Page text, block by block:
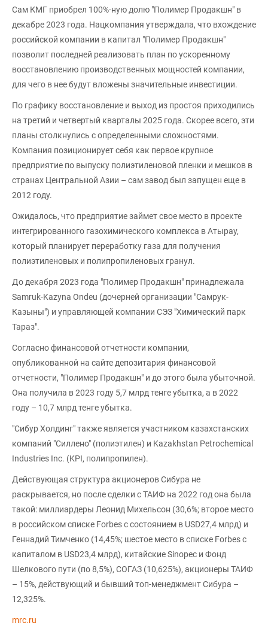
Сам КМГ приобрел 100%-ную долю "Полимер Продакшн" в
декабре 2023 года. Нацкомпания утверждала, что вхождение
российской компании в капитал "Полимер Продакшн"
позволит последней реализовать план по ускоренному
восстановлению производственных мощностей компании,
для чего в нее будут вложены значительные инвестиции.
По графику восстановление и выход из простоя приходились
на третий и четвертый кварталы 2025 года. Скорее всего, эти
планы столкнулись с определенными сложностями.
Компания позиционирует себя как первое крупное
предприятие по выпуску полиэтиленовой пленки и мешков в
странах Центральной Азии – сам завод был запущен еще в
2012 году.
Ожидалось, что предприятие займет свое место в проекте
интегрированного газохимического комплекса в Атырау,
который планирует переработку газа для получения
полиэтиленовых и полипропиленовых гранул.
До декабря 2023 года "Полимер Продакшн" принадлежала
Samruk-Kazyna Ondeu (дочерней организации "Самрук-
Казыны") и управляющей компании СЭЗ "Химический парк
Тараз".
Согласно финансовой отчетности компании,
опубликованной на сайте депозитария финансовой
отчетности, "Полимер Продакшн" и до этого была убыточной.
Она получила в 2023 году 5,7 млрд тенге убытка, а в 2022
году – 10,7 млрд тенге убытка.
"Сибур Холдинг" также является участником казахстанских
компаний "Силлено" (полиэтилен) и Kazakhstan Petrochemical
Industries Inc. (KPI, полипропилен).
Действующая структура акционеров Сибура не
раскрывается, но после сделки с ТАИФ на 2022 год она была
такой: миллиардеры Леонид Михельсон (30,6%; второе место
в российском списке Forbes с состоянием в USD27,4 млрд) и
Геннадий Тимченко (14,45%; шестое место в списке Forbes с
капиталом в USD23,4 млрд), китайские Sinopec и Фонд
Шелкового пути (по 8,5%), СОГАЗ (10,625%), акционеры ТАИФ
– 15%, действующий и бывший топ-менеджмент Сибура –
12,325%.
mrc.ru